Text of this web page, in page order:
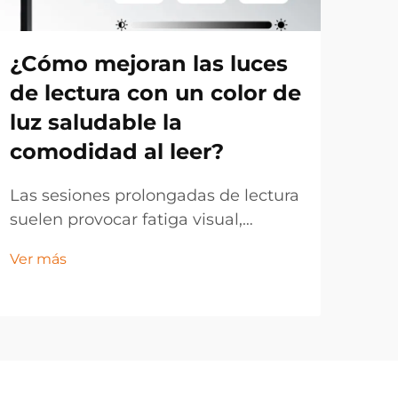
¿Cómo mejoran las luces
de lectura con un color de
luz saludable la
comodidad al leer?
Las sesiones prolongadas de lectura
suelen provocar fatiga visual,
los lectores, especialmente cuando
Ver más